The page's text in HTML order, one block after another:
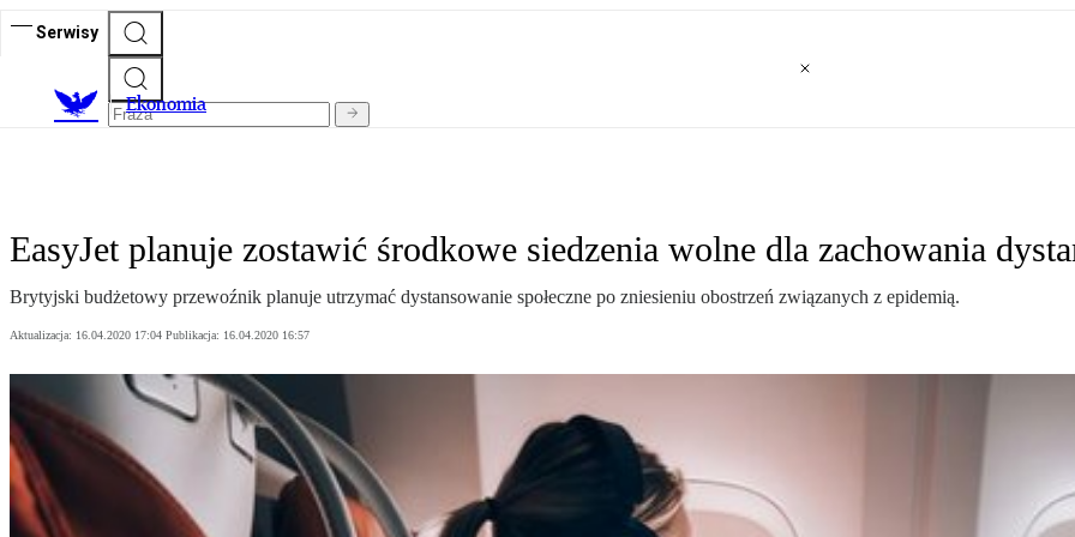
Serwisy
Ekonomia
EasyJet planuje zostawić środkowe siedzenia wolne dla zachowania
Brytyjski budżetowy przewoźnik planuje utrzymać dystansowanie społeczne po zniesieniu obostrzeń związanych z epidemią.
Aktualizacja: 16.04.2020 17:04 Publikacja: 16.04.2020 16:57